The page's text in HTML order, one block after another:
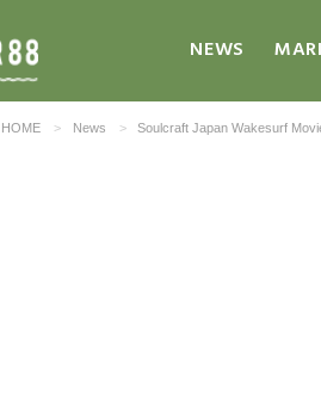
NEWS
HOME News Soulcraft Japan Wakesurf